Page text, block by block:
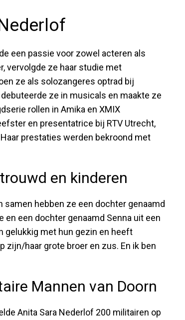
een passie voor zowel acteren als
vervolgde ze haar studie met
ze als solozangeres optrad bij
ze in musicals en maakte ze
rollen in Amika en XMIX
en presentatrice bij RTV Utrecht,
prestaties werden bekroond met
en kinderen
samen hebben ze een dochter genaamd
en een dochter genaamd Senna uit een
gelukkig met hun gezin en heeft
zijn/haar grote broer en zus. En ik ben
Mannen van Doorn
Anita Sara Nederlof 200 militairen op